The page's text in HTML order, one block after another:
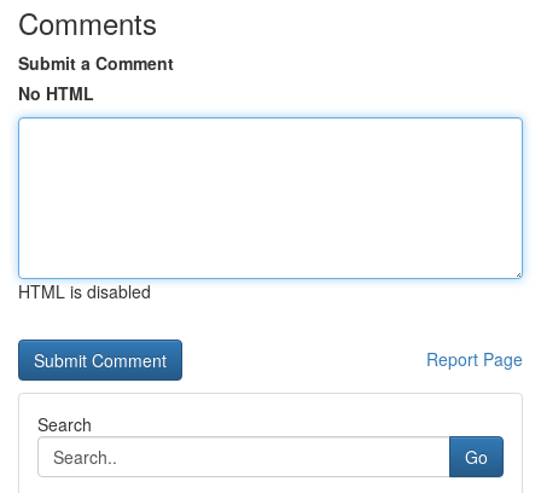
Comments
Submit a Comment
No HTML
HTML is disabled
Report Page
Search
Go